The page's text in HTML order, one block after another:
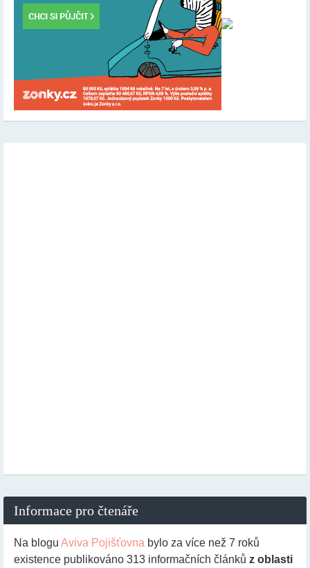
Informace pro čtenáře
Na blogu Aviva Pojišťovna bylo za více než 7 roků
existence publikováno 313 informačních článků z oblasti